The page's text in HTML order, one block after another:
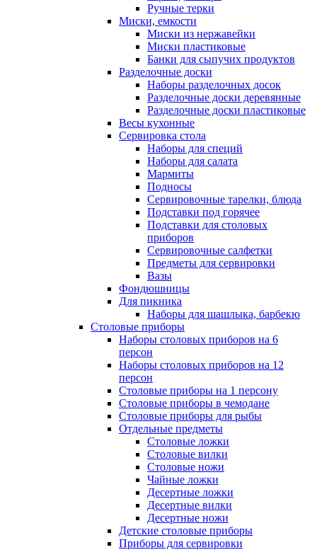
Ручные терки
Миски, емкости
Миски из нержавейки
Миски пластиковые
Банки для сыпучих продуктов
Разделочные доски
Наборы разделочных досок
Разделочные доски деревянные
Разделочные доски пластиковые
Весы кухонные
Сервировка стола
Наборы для специй
Наборы для салата
Мармиты
Подносы
Сервировочные тарелки, блюда
Подставки под горячее
Подставки для столовых
приборов
Сервировочные салфетки
Предметы для сервировки
Вазы
Фондюшницы
Для пикника
Наборы для шашлыка, барбекю
Столовые приборы
Наборы столовых приборов на 6
персон
Наборы столовых приборов на 12
персон
Столовые приборы на 1 персону
Столовые приборы в чемодане
Столовые приборы для рыбы
Отдельные предметы
Столовые ложки
Столовые вилки
Столовые ножи
Чайные ложки
Десертные ложки
Десертные вилки
Десертные ножи
Детские столовые приборы
Приборы для сервировки